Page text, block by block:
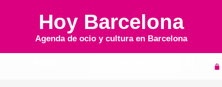
Hoy Barcelona
Agenda de ocio y cultura en Barcelona